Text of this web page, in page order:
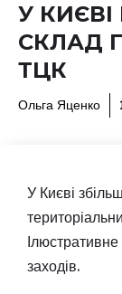
У
СКЛАД
ТЦК
Ольга Яценко
У Києві
заходів.